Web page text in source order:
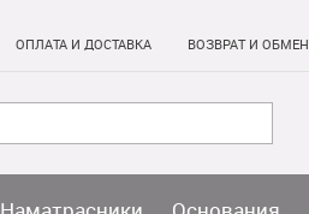
ОПЛАТА И ДОСТАВКА ВОЗВРАТ И ОБМЕН